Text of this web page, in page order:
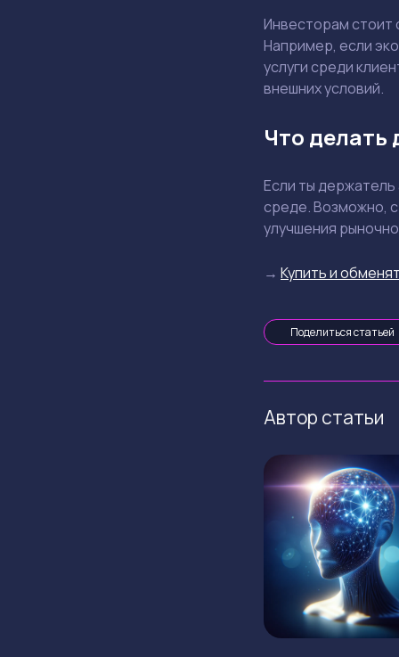
Инвесторам стоит
Например, если
услуги среди
внешних условий.
Что делать
Если ты
среде. Возможно,
улучшения
→ Купить и
Поделиться статьей
Автор статьи